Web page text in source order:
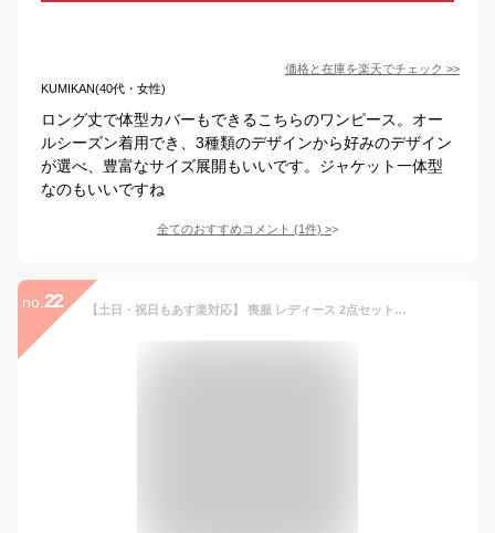
価格と在庫を楽天でチェック >>
KUMIKAN(40代・女性)
ロング丈で体型カバーもできるこちらのワンピース。オー
ルシーズン着用でき、3種類のデザインから好みのデザイン
が選べ、豊富なサイズ展開もいいです。ジャケット一体型
なのもいいですね
全てのおすすめコメント (1件) >
no. 22 【土日・祝日もあす楽対応】 喪服 レディース 2点セット ワンピース スーツ 黒 礼服 ブラックフォーマル 女性 アンサンブル セット 冠婚葬祭 スーツ 洗える ウォッシャブル (9号・11号・13号・15号) M/L/LL/3L T300 30代 40代 50代【送料無料】